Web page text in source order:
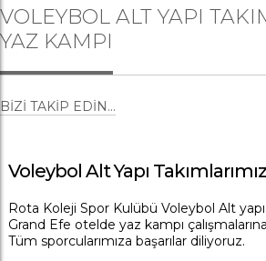
VOLEYBOL ALT YAPI
YAZ KAMPI
BIZI TAKIP EDIN...
Voleybol Alt Yapı
Rota Koleji Spor Kulübü Voleybol Alt yapı
Grand Efe otelde yaz kampı
Tüm sporcularımıza başarılar diliyoruz.